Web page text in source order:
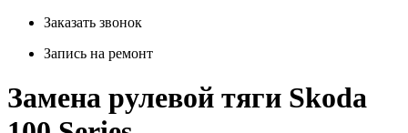
Заказать звонок
Запись на ремонт
Замена рулевой тяги Skoda